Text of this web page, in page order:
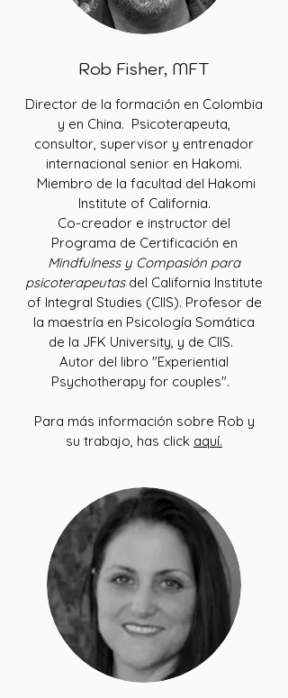
Rob Fisher, MFT
Director de la formación en Colombia
y en China. Psicoterapeuta,
consultor, supervisor y entrenador
internacional senior en Hakomi.
Miembro de la facultad del Hakomi
Institute of California.
Co-creador e instructor del
Programa de Certificación en
Mindfulness y Compasión para
psicoterapeutasdel California Institute
of Integral Studies (CIIS). Profesor de
la maestría en Psicología Somática
de la JFK University, y de CIIS.
Autor del libro "Experiential
Psychotherapy for couples".
Para más información sobre Rob y
su trabajo, has click aquí.